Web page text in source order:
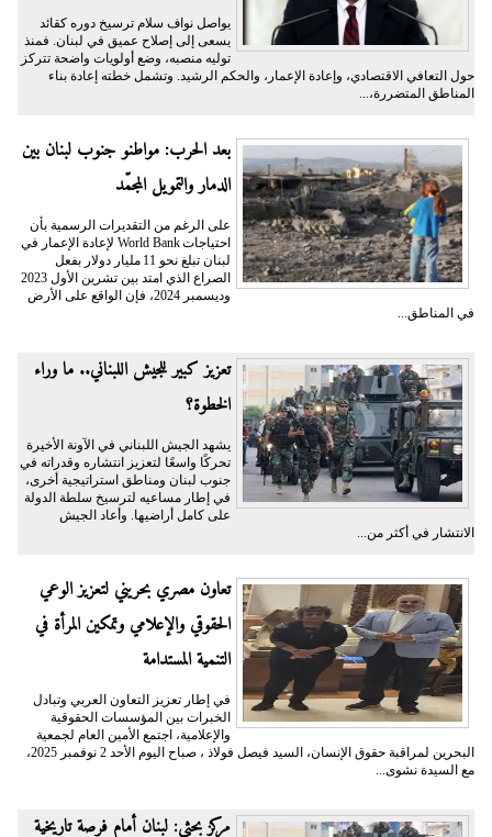
يواصل نواف سلام ترسيخ دوره كقائد
يسعى إلى إصلاح عميق في لبنان. فمنذ
توليه منصبه، وضع أولويات واضحة تتركز
حول التعافي الاقتصادي، وإعادة الإعمار، والحكم الرشيد. وتشمل خطته إعادة بناء
المناطق المتضررة،...
بعد الحرب: مواطنو جنوب لبنان بين
الدمار والتمويل المجمّد
على الرغم من التقديرات الرسمية بأن
احتياجات World Bank لإعادة الإعمار في
لبنان تبلغ نحو 11 مليار دولار بفعل
الصراع الذي امتد بين تشرين الأول 2023
وديسمبر 2024، فإن الواقع على الأرض
في المناطق...
تعزيز كبير للجيش اللبناني.. ما وراء
الخطوة؟
يشهد الجيش اللبناني في الآونة الأخيرة
تحركًا واسعًا لتعزيز انتشاره وقدراته في
جنوب لبنان ومناطق استراتيجية أخرى،
في إطار مساعيه لترسيخ سلطة الدولة
على كامل أراضيها. وأعاد الجيش
الانتشار في أكثر من...
تعاون مصري بحريني لتعزيز الوعي
الحقوقي والإعلامي وتمكين المرأة في
التنمية المستدامة
في إطار تعزيز التعاون العربي وتبادل
الخبرات بين المؤسسات الحقوقية
والإعلامية، اجتمع الأمين العام لجمعية
البحرين لمراقبة حقوق الإنسان، السيد فيصل فولاذ ، صباح اليوم الأحد 2 نوفمبر 2025،
مع السيدة نشوى...
مركز بحثي: لبنان أمام فرصة تاريخية